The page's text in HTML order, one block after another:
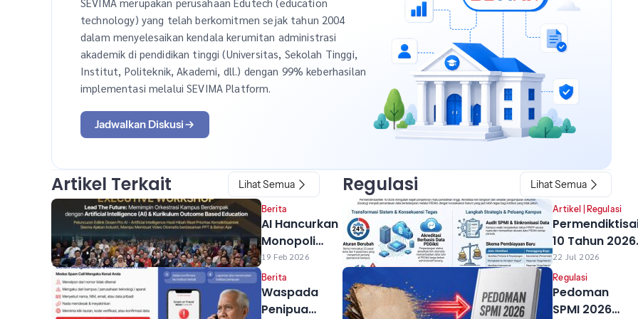
technology) yang telah berkomitmen sejak tahun 2004
dalam menyelesaikan kendala kerumitan administrasi
akademik di pendidikan tinggi (Universitas, Sekolah Tinggi,
Institut, Politeknik, Akademi, dll.) dengan 99% keberhasilan
implementasi melalui SEVIMA Platform.
Jadwalkan Diskusi
Artikel Terkait Lihat Semua
Berita
AI Hancurkan
Monopoli
Pengetahuan
Kampus,
SEVIMA &
Prof Rhenald
19 Feb 2026
Berita
Waspada
Penipuan
Regulasi Lihat Semua
Artikel Regulasi
10 Tahun 2026
Resmi Berlaku,
Perubahan
Berdampak
Kampus Anda?
22 Jul 2026
Regulasi
Pedoman
SPMI 2026